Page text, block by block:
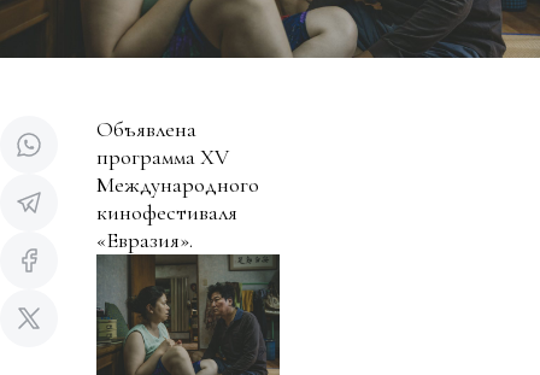
Объявлена
программа XV
Международного
кинофестиваля
«Евразия».